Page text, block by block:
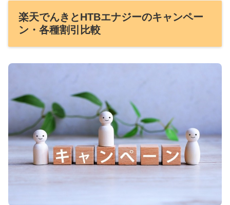
楽天でんきとHTBエナジーのキャンペー
ン・各種割引比較